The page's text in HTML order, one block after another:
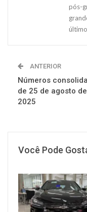
pós-
ANTERIOR
Números
de 25 de agosto de
2025
Você Pode
MUNDO AUTOMOTIVO